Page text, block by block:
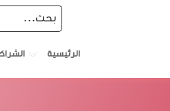
الرئيسية